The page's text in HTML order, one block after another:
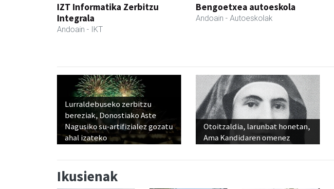
IZT Informatika Zerbitzu
Integrala
Andoain - IKT
Bengoetxea autoeskola
Andoain - Autoeskolak
Lurraldebuseko zerbitzu
bereziak, Donostiako Aste
Nagusiko su-artifizialez gozatu
ahal izateko
Otoitzaldia, larunbat honetan,
Ama Kandidaren omenez
Ikusienak